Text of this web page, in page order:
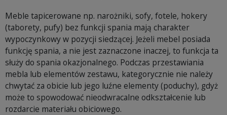
Meble tapicerowane np. narożniki, sofy, fotele, hokery
(taborety, pufy) bez funkcji spania mają charakter
wypoczynkowy w pozycji siedzącej. Jeżeli mebel posiada
funkcję spania, a nie jest zaznaczone inaczej, to funkcja ta
służy do spania okazjonalnego. Podczas przestawiania
mebla lub elementów zestawu, kategorycznie nie należy
chwytać za obicie lub jego luźne elementy (poduchy), gdyż
może to spowodować nieodwracalne odkształcenie lub
rozdarcie materiału obiciowego.